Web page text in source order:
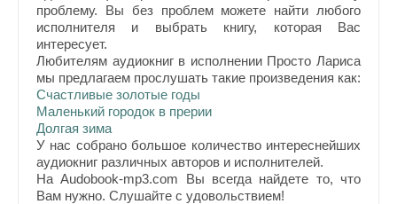
проблему. Вы без проблем можете найти любого
исполнителя и выбрать книгу, которая Вас
интересует.
Любителям аудиокниг в исполнении Просто Лариса
мы предлагаем прослушать такие произведения как:
Счастливые золотые годы
Маленький городок в прерии
Долгая зима
У нас собрано большое количество интереснейших
аудиокниг различных авторов и исполнителей.
На Audobook-mp3.com Вы всегда найдете то, что
Вам нужно. Слушайте с удовольствием!